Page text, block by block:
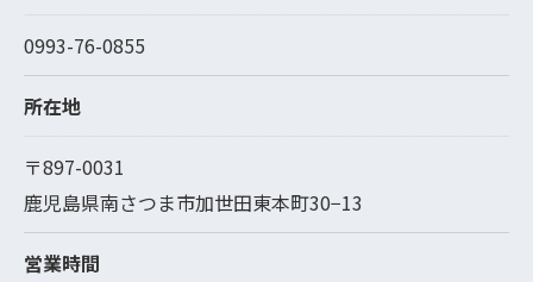
0993-76-0855
所在地
〒897-0031
鹿児島県南さつま市加世田東本町30−13
営業時間